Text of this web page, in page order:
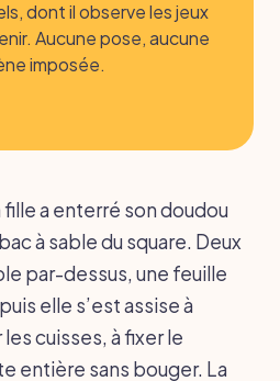
dont il observe les jeux
Aucune pose, aucune
imposée.
fille a enterré son doudou
à sable du square. Deux
par-dessus, une feuille
elle s’est assise à
cuisses, à fixer le
entière sans bouger. La